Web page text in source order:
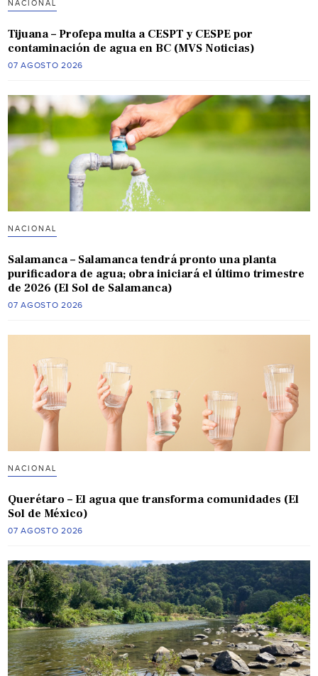
NACIONAL
Tijuana – Profepa multa a CESPT y CESPE por
contaminación de agua en BC (MVS Noticias)
07 AGOSTO 2026
NACIONAL
Salamanca – Salamanca tendrá pronto una planta
purificadora de agua; obra iniciará el último trimestre
de 2026 (El Sol de Salamanca)
07 AGOSTO 2026
NACIONAL
Querétaro – El agua que transforma comunidades (El
Sol de México)
07 AGOSTO 2026